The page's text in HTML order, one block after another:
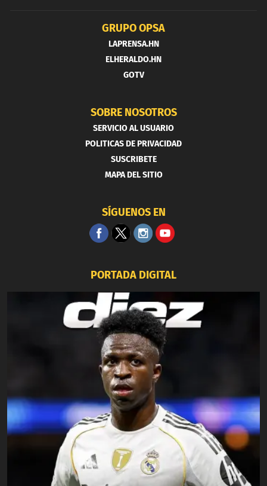
GRUPO OPSA
LAPRENSA.HN
ELHERALDO.HN
GOTV
SOBRE NOSOTROS
SERVICIO AL USUARIO
POLITICAS DE PRIVACIDAD
SUSCRIBETE
MAPA DEL SITIO
SÍGUENOS EN
PORTADA DIGITAL